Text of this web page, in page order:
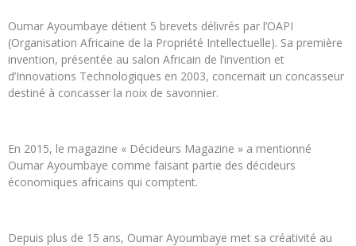
Oumar Ayoumbaye détient 5 brevets délivrés par l’OAPI
(Organisation Africaine de la Propriété Intellectuelle). Sa première
invention, présentée au salon Africain de l’invention et
d’Innovations Technologiques en 2003, concernait un concasseur
destiné à concasser la noix de savonnier.
En 2015, le magazine « Décideurs Magazine » a mentionné
Oumar Ayoumbaye comme faisant partie des décideurs
économiques africains qui comptent.
Depuis plus de 15 ans, Oumar Ayoumbaye met sa créativité au